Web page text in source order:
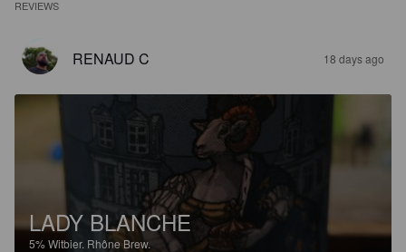
REVIEWS
RENAUD C 18 days ago
LADY BLANCHE
5%Witbier. Rhône Brew.